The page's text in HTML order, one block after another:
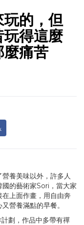
的，但
得這麼
麼痛苦
養美味以外，許多人
的藝術家Sori，當大家
上面作畫，用自由奔
營養滿點的早餐。
劃，作品中多帶有禪